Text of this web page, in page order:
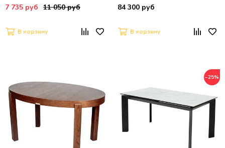
7 735 руб 11 050 руб
В корзину
84 300 руб
В корзину
−25%